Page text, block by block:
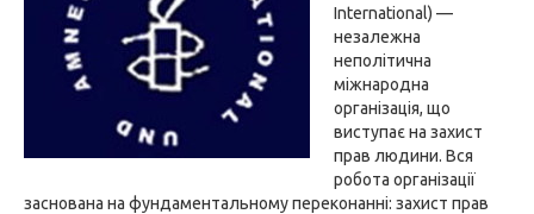
International) —
незалежна
неполітична
міжнародна
організація, що
виступає на захист
прав людини. Вся
робота організації
заснована на фундаментальному переконанні: захист прав